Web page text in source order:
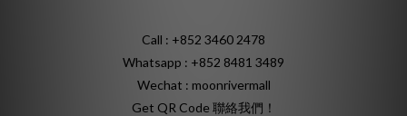
Call : +852 3460 2478
Whatsapp : +852 8481 3489
Wechat : moonrivermall
Get QR Code 聯絡我們！